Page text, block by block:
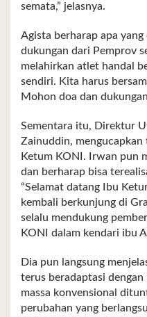
semata,” jelasnya.
Agista berharap apa
dukungan dari Pemprov
melahirkan atlet handal
sendiri. Kita harus
Mohon doa dan
Sementara itu, Direktur
Zainuddin, mengucapkan
Ketum KONI. Irwan pun
dan berharap bisa
“Selamat datang Ibu
kembali berkunjung di
selalu mendukung
KONI dalam kendari ibu
Dia pun langsung
terus beradaptasi
massa konvensional
perubahan yang